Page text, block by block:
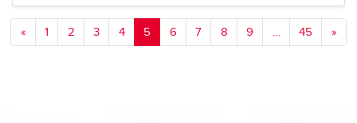
« 1 2 3 4 5 6 7 8 9 … 45 »